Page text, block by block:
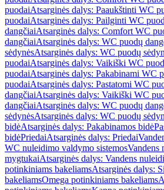
puodaiAtsarginės dalys: Paaukštinti WC
puodaiAtsarginės dalys: Pailginti WC
dangčiaiAtsarginės dalys: Comfort WC
dangčiaiAtsarginės dalys: WC puodų
sėdynėsAtsarginės dalys: WC puodų
puodaiAtsarginės dalys: Vaikiški WC
puodaiAtsarginės dalys: Pakabinami WC
puodaiAtsarginės dalys: Pastatomi WC
dangčiaiAtsarginės dalys: Vaikiški WC
dangčiaiAtsarginės dalys: WC puodų
sėdynėsAtsarginės dalys: WC puodų
bidėAtsarginės dalys: Pakabinamos bidė
bidėPriedaiAtsarginės dalys: Priedai
WC nuleidimo valdymo sistemosVandens
mygtukaiAtsarginės dalys: Vandens
potinkiniams bakeliamsAtsarginės dalys:
bakeliamsOmega potinkiniams bakeliams